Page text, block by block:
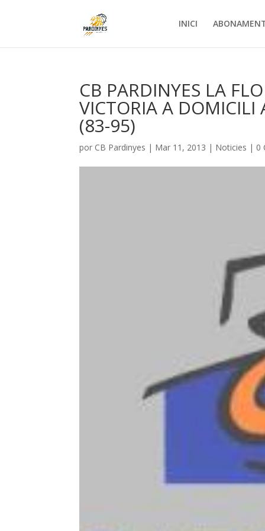
INICI
CB PARDINYES LA
VICTORIA A DOMICILI
(83-95)
por CB Pardinyes | Mar 11, 2013 | Noticies | 0